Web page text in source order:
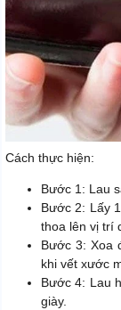
Cách thực hiện:
Bước 1: Lau
Bước 2: Lấy
thoa lên vị trí
Bước 3: Xoa
khi vết xước
Bước 4: Lau
giày.